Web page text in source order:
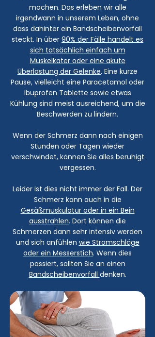
machen. Das erleben wir alle
irgendwann in unserem Leben, ohne
dass dahinter ein Bandscheibenvorfall
steckt. In über 90% der Fälle handelt es
sich tatsächlich einfach um
Muskelkater oder eine akute
Überlastung der Gelenke. Eine kurze
Pause, vielleicht eine Paracetamol oder
Ibuprofen Tablette sowie etwas
Kühlung sind meist ausreichend, um die
Beschwerden zu lindern.
Wenn der Schmerz dann nach einigen
Stunden oder Tagen wieder
verschwindet, können Sie alles beruhigt
vergessen.
Leider ist dies nicht immer der Fall. Der
Schmerz kann auch in die
Gesäßmuskulatur oder in ein Bein
ausstrahlen. Dort können die
Schmerzen dann sehr intensiv werden
und sich anfühlen wie Stromschläge
oder ein Messerstich. Wenn dies
passiert, sollten Sie an einen
Bandscheibenvorfall denken.